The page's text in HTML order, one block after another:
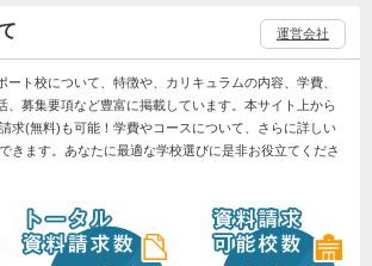
運営会社
ート校について、特徴や、カリキュラムの内容、学費、
、募集要項など豊富に掲載しています。本サイト上から
求(無料)も可能！学費やコースについて、さらに詳しい
きます。あなたに最適な学校選びに是非お役立てくださ